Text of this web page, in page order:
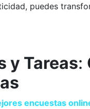
puedes
y Tareas:
encuestas